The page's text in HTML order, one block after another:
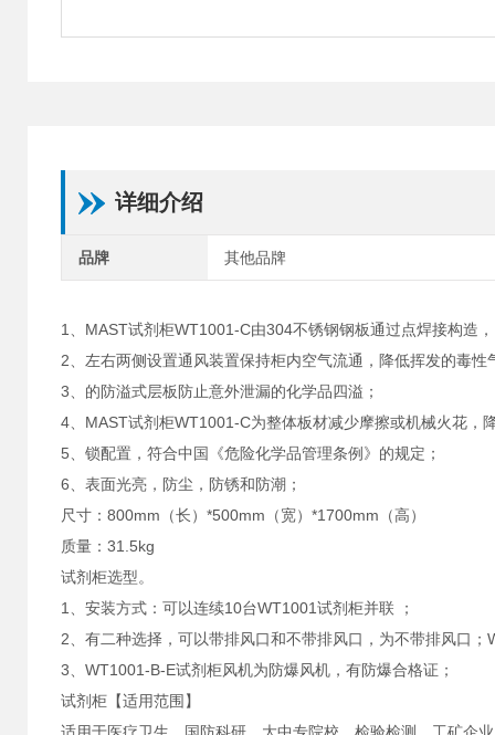
详细介绍
品牌 其他品牌
1、MAST试剂柜WT1001-C由304不锈钢钢板通过点焊接构造
2、左右两侧设置通风装置保持柜内空气流通，降低挥发的毒
3、的防溢式层板防止意外泄漏的化学品四溢；
4、MAST试剂柜WT1001-C为整体板材减少摩擦或机械火花，
5、锁配置，符合中国《危险化学品管理条例》的规定；
6、表面光亮，防尘，防锈和防潮；
尺寸：800mm（长）*500mm（宽）*1700mm（高）
质量：31.5kg
试剂柜选型。
1、安装方式：可以连续10台WT1001试剂柜并联 ；
2、有二种选择，可以带排风口和不带排风口，为不带排风口
3、WT1001-B-E试剂柜风机为防爆风机，有防爆合格证；
试剂柜【适用范围】